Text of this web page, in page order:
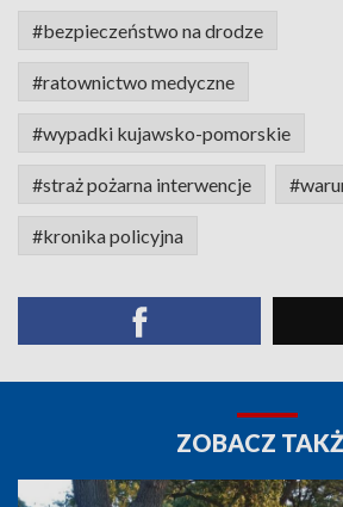
#bezpieczeństwo na drodze
#ratownictwo medyczne
#wypadki kujawsko-pomorskie
#straż pożarna interwencje
#kronika policyjna
ZOBACZ